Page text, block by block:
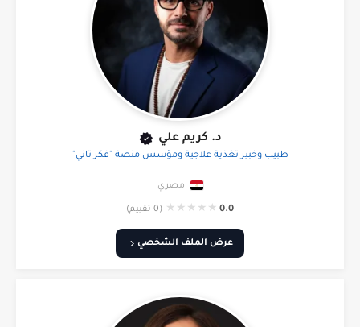
د. كريم علي
طبيب وخبير تغذية علاجية ومؤسس منصة "فكر تاني"
مصري
0.0
★
★
★
★
★ (0 تقييم)
عرض الملف الشخصي